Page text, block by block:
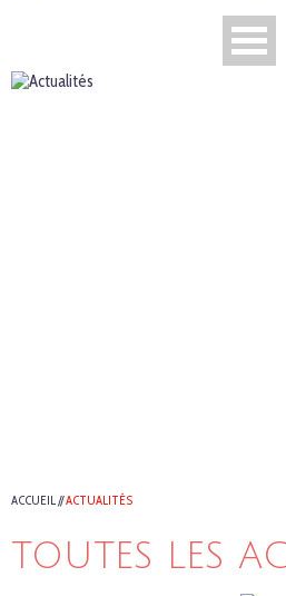
ACCUEIL//ACTUALITÉS
TOUTES LES